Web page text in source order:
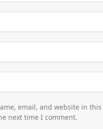
email, and website in this
next time I comment.